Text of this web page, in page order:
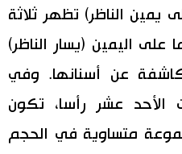
يمين الناظر) تظهر ثلاثة
على اليمين (يسار الناظر)
عن أسنانها. وفي
الأحد عشر رأسا، تكون
متساوية في الحجم